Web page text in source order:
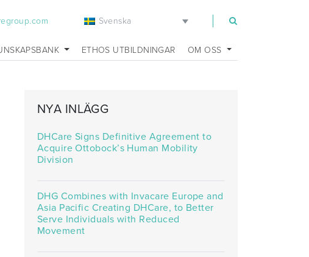
Svenska
ETHOS UTBILDNINGAR OM OSS
NYA INLÄGG
DHCare Signs Definitive Agreement to
Acquire Ottobock’s Human Mobility
Division
DHG Combines with Invacare Europe and
Asia Pacific Creating DHCare, to Better
Serve Individuals with Reduced
Movement